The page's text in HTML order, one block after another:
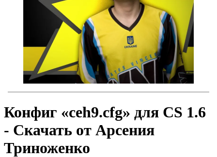
Конфиг «ceh9.cfg» для CS 1.6
- Скачать от Арсения
Триноженко